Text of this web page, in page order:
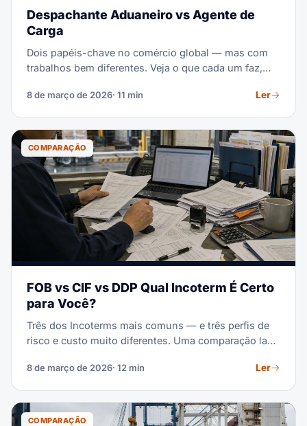
Despachante Aduaneiro vs Agente de
Carga
Dois papéis-chave no comércio global — mas com
trabalhos bem diferentes. Veja o que cada um faz,
dois.
8 de março de 2026· 11 min Ler
COMPARAÇÃO
FOB vs CIF vs DDP Qual Incoterm É Certo
para Você?
Três dos Incoterms mais comuns — e três perfis de
risco e custo muito diferentes. Uma comparação lado
embarque.
8 de março de 2026· 12 min Ler
COMPARAÇÃO